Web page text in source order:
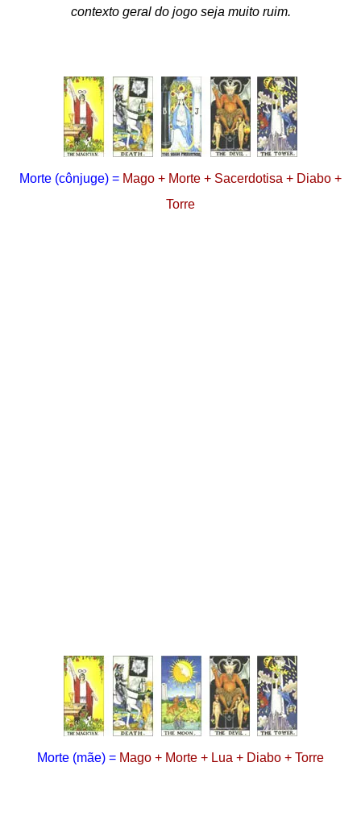
contexto geral do jogo seja muito ruim.
Morte (cônjuge) = Mago + Morte + Sacerdotisa + Diabo +
Torre
Morte (mãe) = Mago + Morte + Lua + Diabo + Torre